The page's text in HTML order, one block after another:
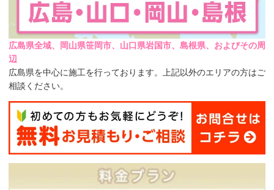
広島県全域、岡山県笹岡市、山口県岩国市、島根県、およびその周
辺
広島県を中心に施工を行っております。上記以外のエリアの方はご
相談ください。